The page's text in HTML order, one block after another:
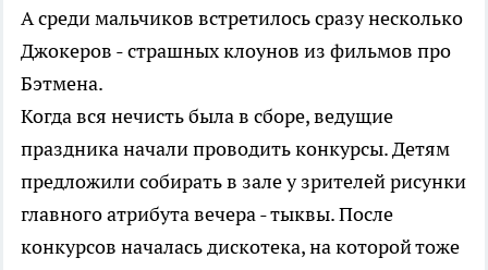
А среди мальчиков встретилось сразу несколько
Джокеров - страшных клоунов из фильмов про
Бэтмена.
Когда вся нечисть была в сборе, ведущие
праздника начали проводить конкурсы. Детям
предложили собирать в зале у зрителей рисунки
главного атрибута вечера - тыквы. После
конкурсов началась дискотека, на которой тоже